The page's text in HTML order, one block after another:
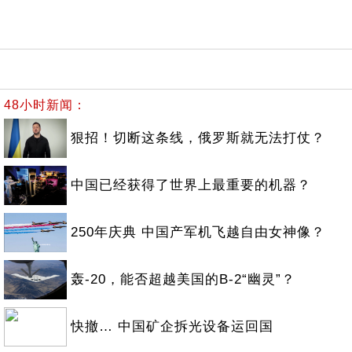
48小时新闻：
狠招！切断这条线，俄罗斯就无法打仗？
中国已经获得了世界上最重要的机器？
250年庆典 中国产军机飞越自由女神像？
轰-20，能否超越美国的B-2“幽灵”？
快撤… 中国矿企拆光设备运回国